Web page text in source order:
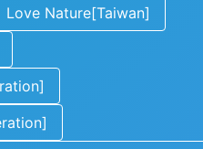
Love Nature[Taiwan]